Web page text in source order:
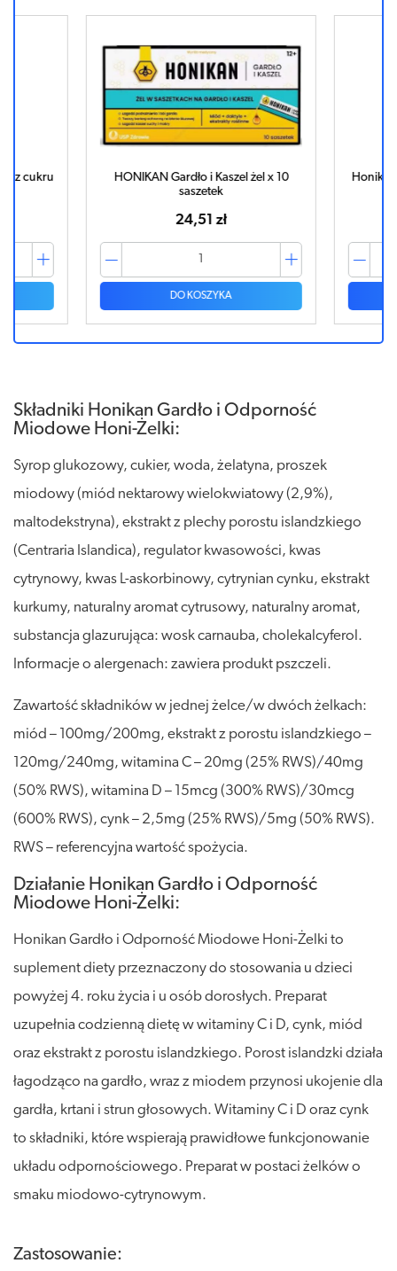
cukru
HONIKAN Gardło i Kaszel żel x 10
saszetek
24,51 zł
DO KOSZYKA
Honikan
Składniki Honikan Gardło i Odporność
Miodowe Honi-Żelki:
Syrop glukozowy, cukier, woda, żelatyna, proszek
miodowy (miód nektarowy wielokwiatowy (2,9%),
maltodekstryna), ekstrakt z plechy porostu islandzkiego
(Centraria Islandica), regulator kwasowości, kwas
cytrynowy, kwas L-askorbinowy, cytrynian cynku, ekstrakt
kurkumy, naturalny aromat cytrusowy, naturalny aromat,
substancja glazurująca: wosk carnauba, cholekalcyferol.
Informacje o alergenach: zawiera produkt pszczeli.
Zawartość składników w jednej żelce/w dwóch żelkach:
miód – 100mg/200mg, ekstrakt z porostu islandzkiego –
120mg/240mg, witamina C – 20mg (25% RWS)/40mg
(50% RWS), witamina D – 15mcg (300% RWS)/30mcg
(600% RWS), cynk – 2,5mg (25% RWS)/5mg (50% RWS).
RWS – referencyjna wartość spożycia.
Działanie Honikan Gardło i Odporność
Miodowe Honi-Żelki:
Honikan Gardło i Odporność Miodowe Honi-Żelki to
suplement diety przeznaczony do stosowania u dzieci
powyżej 4. roku życia i u osób dorosłych. Preparat
uzupełnia codzienną dietę w witaminy C i D, cynk, miód
oraz ekstrakt z porostu islandzkiego. Porost islandzki działa
łagodząco na gardło, wraz z miodem przynosi ukojenie dla
gardła, krtani i strun głosowych. Witaminy C i D oraz cynk
to składniki, które wspierają prawidłowe funkcjonowanie
układu odpornościowego. Preparat w postaci żelków o
smaku miodowo-cytrynowym.
Zastosowanie: